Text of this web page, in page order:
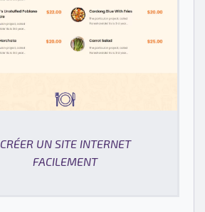
CRÉER UN SITE INTERNET
FACILEMENT